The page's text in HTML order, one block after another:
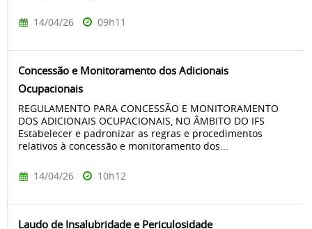
14/04/26 09h11
Concessão e Monitoramento dos Adicionais
Ocupacionais
REGULAMENTO PARA CONCESSÃO E MONITORAMENTO
DOS ADICIONAIS OCUPACIONAIS, NO ÂMBITO DO IFS
Estabelecer e padronizar as regras e procedimentos
relativos à concessão e monitoramento dos...
14/04/26 10h12
Laudo de Insalubridade e Periculosidade